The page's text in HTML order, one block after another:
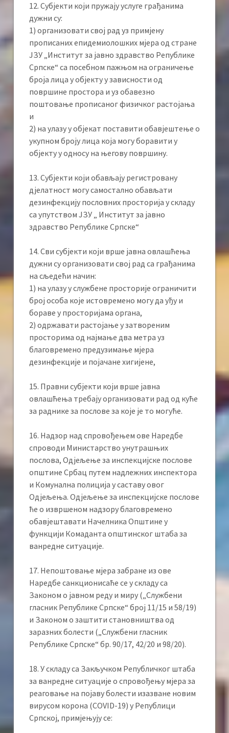
12. Субјекти који пружају услуге грађанима
дужни су:
1) организовати свој рад уз примјену
прописаних епидемиолошких мјера од стране
ЈЗУ „Институт за јавно здравство Републике
Српске“ са посебном пажњом на ограничење
броја лица у објекту у зависности од
површине простора и уз обавезно
поштовање прописаног физичког растојања
и
2) на улазу у објекат поставити обавјештење о
укупном броју лица која могу боравити у
објекту у односу на његову површину.
13. Субјекти који обављају регистровану
дјелатност могу самостално обављати
дезинфекцију пословних просторија у складу
са упутством ЈЗУ „ Институт за јавно
здравство Републике Српске“
14. Сви субјекти који врше јавна овлашћења
дужни су организовати свој рад са грађанима
на сљедећи начин:
1) на улазу у службене просторије ограничити
број особа које истовремено могу да уђу и
бораве у просторијама органа,
2) одржавати растојање у затвореним
просторима од најмање два метра уз
благовремено предузимање мјера
дезинфекције и појачане хигијене,
15. Правни субјекти који врше јавна
овлашћења требају организовати рад од куће
за раднике за послове за које је то могуће.
16. Надзор над спровођењем ове Наредбе
спроводи Министарство унутрашњих
послова, Одјељење за инспекцијске послове
општине Србац путем надлежних инспектора
и Комунална полиција у саставу овог
Одјељења. Одјељење за инспекцијске послове
ће о извршеном надзору благовремено
обавјештавати Начелника Општине у
функцији Комаданта општинског штаба за
ванредне ситуације.
17. Непоштовање мјера забране из ове
Наредбе санкционисаће се у складу са
Законом о јавном реду и миру („Службени
гласник Републике Српске“ број 11/15 и 58/19)
и Законом о заштити становништва од
заразних болести („Службени гласник
Републике Српске“ бр. 90/17, 42/20 и 98/20).
18. У складу са Закључком Републичког штаба
за ванредне ситуације о спровођењу мјера за
реаговање на појаву болести изазване новим
вирусом корона (COVID-19) у Републици
Српској, примјењују се: